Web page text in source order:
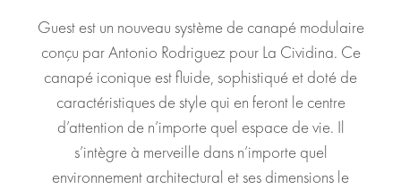
Guest est un nouveau système de canapé modulaire
conçu par Antonio Rodriguez pour La Cividina. Ce
canapé iconique est fluide, sophistiqué et doté de
caractéristiques de style qui en feront le centre
d’attention de n’importe quel espace de vie. Il
s’intègre à merveille dans n’importe quel
environnement architectural et ses dimensions le